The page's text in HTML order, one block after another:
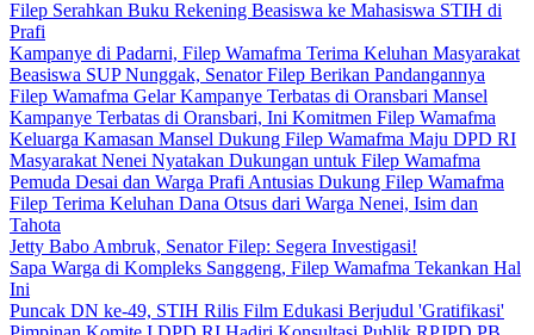
Filep Serahkan Buku Rekening Beasiswa ke Mahasiswa STIH di
Prafi
Kampanye di Padarni, Filep Wamafma Terima Keluhan Masyarakat
Beasiswa SUP Nunggak, Senator Filep Berikan Pandangannya
Filep Wamafma Gelar Kampanye Terbatas di Oransbari Mansel
Kampanye Terbatas di Oransbari, Ini Komitmen Filep Wamafma
Keluarga Kamasan Mansel Dukung Filep Wamafma Maju DPD RI
Masyarakat Nenei Nyatakan Dukungan untuk Filep Wamafma
Pemuda Desai dan Warga Prafi Antusias Dukung Filep Wamafma
Filep Terima Keluhan Dana Otsus dari Warga Nenei, Isim dan
Tahota
Jetty Babo Ambruk, Senator Filep: Segera Investigasi!
Sapa Warga di Kompleks Sanggeng, Filep Wamafma Tekankan Hal
Ini
Puncak DN ke-49, STIH Rilis Film Edukasi Berjudul 'Gratifikasi'